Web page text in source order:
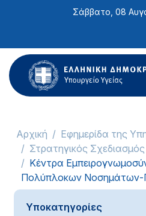
ιστότοπος
περιλαμβάνει
ένα
σύστημα
Σάββατο, 08
Αρχική
Εφημερίδα της
Στρατηγικός Σχεδιασμός
Κέντρα
Πολύπλοκων
Υποκατηγορίες